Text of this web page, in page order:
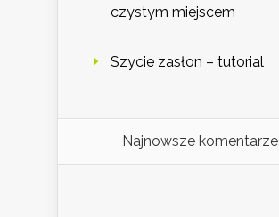
czystym miejscem
Szycie zasłon – tutorial
Najnowsze komentarze